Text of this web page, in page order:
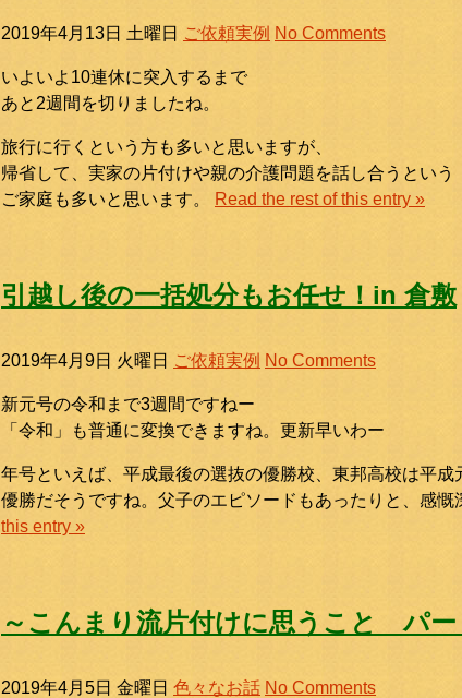
2019年4月13日 土曜日 ご依頼実例 No Comments
いよいよ10連休に突入するまで
あと2週間を切りましたね。
旅行に行くという方も多いと思いますが、
帰省して、実家の片付けや親の介護問題を話し合うという
ご家庭も多いと思います。
Read the rest of this entry »
引越し後の一括処分もお任せ！in 倉敷
2019年4月9日 火曜日 ご依頼実例 No Comments
新元号の令和まで3週間ですねー
「令和」も普通に変換できますね。更新早いわー
年号といえば、平成最後の選抜の優勝校、東邦高校は平成
優勝だそうですね。父子のエピソードもあったりと、感慨
this entry »
～こんまり流片付けに思うこと パー
2019年4月5日 金曜日 色々なお話 No Comments